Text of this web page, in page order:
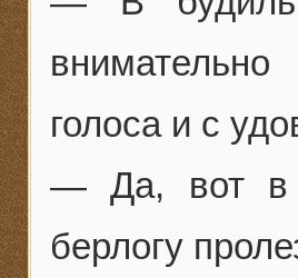
голоса и с
— Да, вот в
берлогу